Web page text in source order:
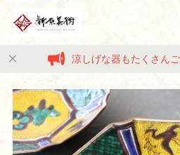
涼しげな器もたくさん